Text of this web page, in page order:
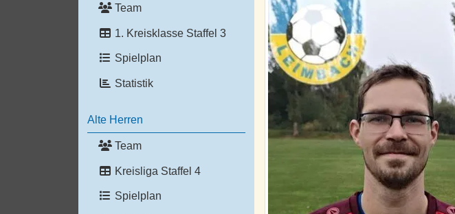
Team
1. Kreisklasse Staffel 3
Spielplan
Statistik
Alte Herren
Team
Kreisliga Staffel 4
Spielplan